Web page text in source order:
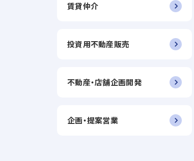
賃貸仲介
投資用不動産販売
不動産・店舗企画開発
企画・提案営業